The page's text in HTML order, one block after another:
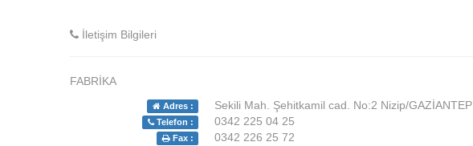
İletişim Bilgileri
FABRİKA
Adres : Sekili Mah. Şehitkamil cad. No:2 Nizip/GAZİANTEP
Telefon : 0342 225 04 25
Fax : 0342 226 25 72